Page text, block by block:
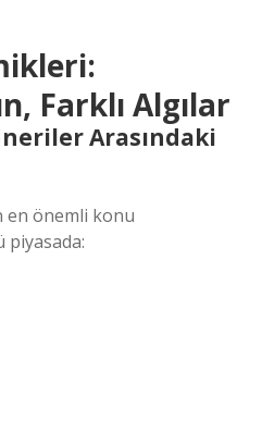
Farklı Algılar
Arasındaki
en önemli konu
piyasada: